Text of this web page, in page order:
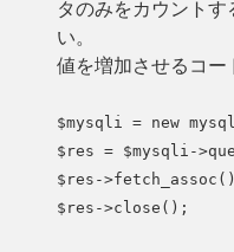
タのみをカウントす
い。
値を増加させるコー
$mysqli = new
$res = $mysqli-
$res-